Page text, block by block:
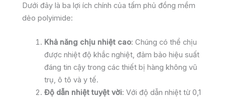
Dưới đây là ba lợi ích chính của tấm phủ đồng mềm
dẻo polyimide:
Khả năng chịu nhiệt cao: Chúng có thể chịu
được nhiệt độ khắc nghiệt, đảm bảo hiệu suất
đáng tin cậy trong các thiết bị hàng không vũ
trụ, ô tô và y tế.
Độ dẫn nhiệt tuyệt vời: Với độ dẫn nhiệt từ 0,1